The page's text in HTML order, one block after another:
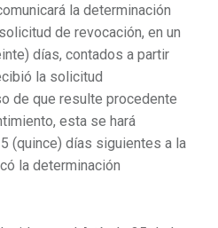
la determinación
de revocación, en un
días, contados a partir
la solicitud
de que resulte procedente
esta se hará
(quince) días siguientes a la
la determinación